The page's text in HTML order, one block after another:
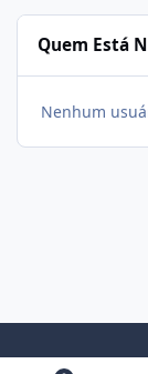
Quem Está
Nenhum